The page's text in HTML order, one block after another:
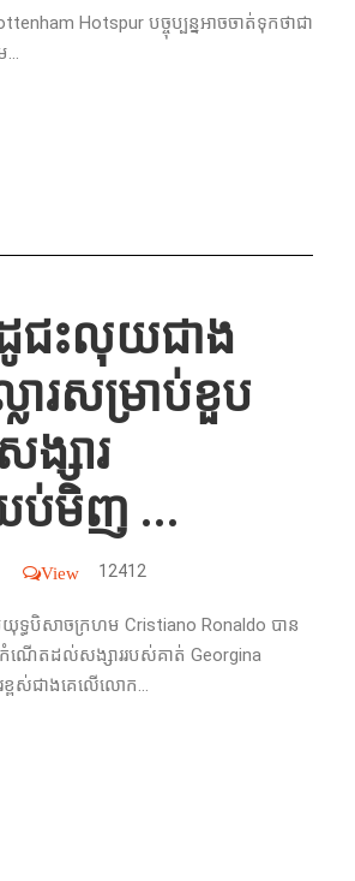
Hotspur បច្ចុប្បន្នអាចចាត់ទុកថាជា
ដូជះលុយជាង
ារសម្រាប់ខួប
សារ
ប់មិញ ...
View 12412
ធបិសាចក្រហម Cristiano Ronaldo ​បាន​
កំណើតដល់សង្សាររបស់គាត់​ Georgina
ខ្ពស់​ជាង​គេ​លើ​លោក...